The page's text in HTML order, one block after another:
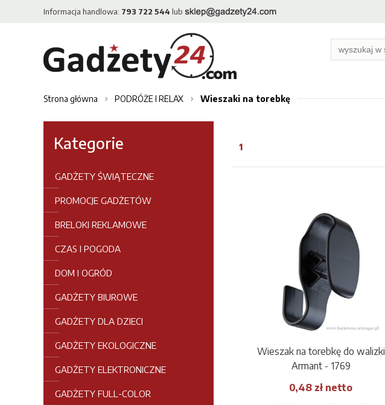
Informacja handlowa: 793 722 544 lub
Strona główna PODRÓŻE I RELAX Wieszaki na torebkę
1
Wieszak na torebkę do walizki
Armant - 1769
0,48 zł netto
Kategorie
GADŻETY ŚWIĄTECZNE
PROMOCJE GADŻETÓW
BRELOKI REKLAMOWE
CZAS I POGODA
DOM I OGRÓD
GADŻETY BIUROWE
GADŻETY DLA DZIECI
GADŻETY EKOLOGICZNE
GADŻETY ELEKTRONICZNE
GADŻETY FULL-COLOR